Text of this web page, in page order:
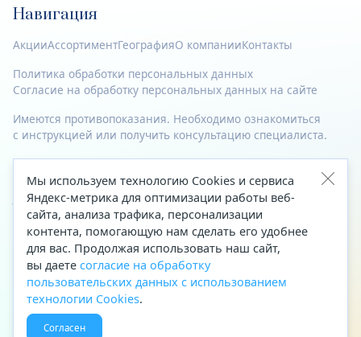
Навигация
АкцииАссортиментГеографияО компанииКонтакты
Политика обработки персональных данных
Согласие на обработку персональных данных на сайте
Имеются противопоказания. Необходимо ознакомиться
с инструкцией или получить консультацию специалиста.
© 2023—2026 Все права защищены.
Адрес
Архангельск, ул. Папанина, д. 19 (вход в здание со стороны
автоцентра «Тойота»)
Приемная Генерального директора
Телефон
+7 (8182) 63-60-31
Факс
+7 (8182) 68-66-71
Эл. почта
office@aptekaf.ru
Мы используем технологию Cookies и сервиса
Яндекс-метрика для оптимизации работы веб-
сайта, анализа трафика, персонализации
контента, помогающую нам сделать его удобнее
для вас. Продолжая использовать наш сайт,
вы даете согласие на обработку
пользовательских данных с использованием
технологии Cookies.
Согласен